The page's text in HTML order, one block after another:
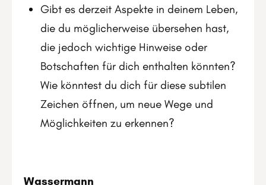
Gibt es derzeit Aspekte in deinem Leben,
die du möglicherweise übersehen hast,
die jedoch wichtige Hinweise oder
Botschaften für dich enthalten könnten?
Wie könntest du dich für diese subtilen
Zeichen öffnen, um neue Wege und
Möglichkeiten zu erkennen?
Wassermann